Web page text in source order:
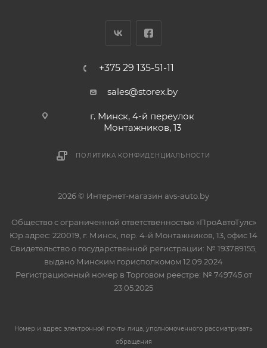
+375 29 135-51-11
sales@storex.by
г. Минск, 4-й переулок
Монтажников, 13
ПОЛИТИКА КОНФИДЕНЦИАЛЬНОСТИ
2026 © Интернет-магазин avs-auto.by
Общество с ограниченной ответственностью «ПроАвтоТулс»
Юр.адрес: 220019, г. Минск, пер. 4-й Монтажников, 13, офис 14
Свидетельство о государственной регистрации: № 193789155,
выдано Минским горисполкомом 12.09.2024
Регистрационный номер в Торговом реестре: № 749745 от
23.05.2025
Номер и адрес электронной почты лица, уполномоченного рассматривать
обращения